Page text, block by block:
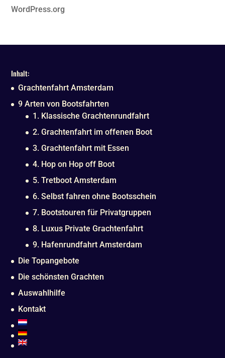
WordPress.org
Inhalt:
Grachtenfahrt Amsterdam
9 Arten von Bootsfahrten
1. Klassische Grachtenrundfahrt
2. Grachtenfahrt im offenen Boot
3. Grachtenfahrt mit Essen
4. Hop on Hop off Boot
5. Tretboot Amsterdam
6. Selbst fahren ohne Bootsschein
7. Bootstouren für Privatgruppen
8. Luxus Private Grachtenfahrt
9. Hafenrundfahrt Amsterdam
Die Topangebote
Die schönsten Grachten
Auswahlhilfe
Kontakt